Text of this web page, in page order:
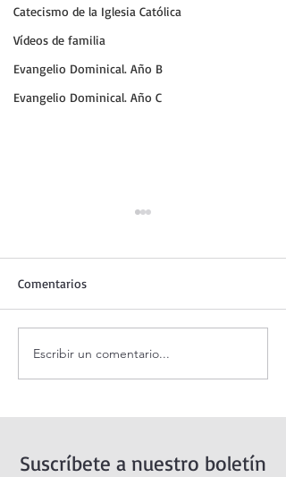
Catecismo de la Iglesia Católica
Vídeos de familia
Evangelio Dominical. Año B
Evangelio Dominical. Año C
Santo Rosario de hoy
sábado. Misterios Gozosos.
Comentarios
Escribir un comentario...
Suscríbete a nuestro boletín